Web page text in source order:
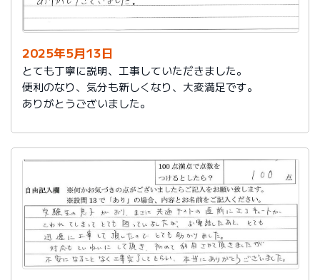
2025年5月13日
とても丁寧に説明、工事していただきました。
便利のなり、気分も新しくなり、大変満足です。
ありがとうございました。